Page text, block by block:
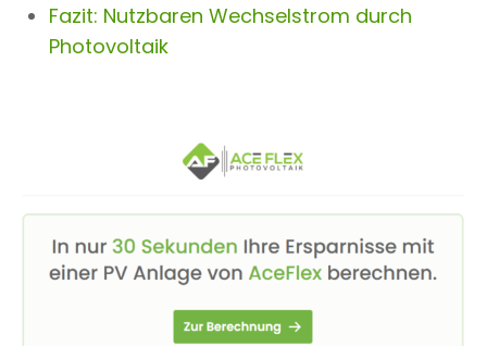
Fazit: Nutzbaren Wechselstrom durch
Photovoltaik